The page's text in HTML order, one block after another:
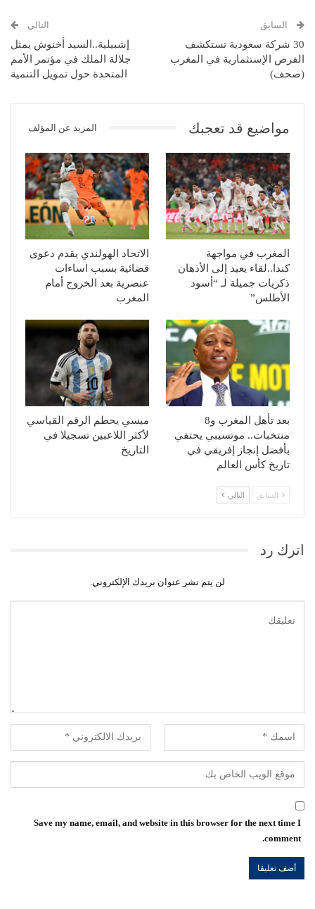
السابق
30 شركة سعودية تستكشف
الفرص الإستثمارية في المغرب
(صحف)
التالي
إشبيلية..السيد أخنوش يمثل
جلالة الملك في مؤتمر الأمم
المتحدة حول تمويل التنمية
مواضيع قد تعجبك المزيد عن المؤلف
المغرب في مواجهة
كندا..لقاء يعيد إلى الأذهان
ذكريات جميلة لـ “أسود
الأطلس”
الاتحاد الهولندي يقدم دعوى
قضائية بسبب اساءات
عنصرية بعد الخروج أمام
المغرب
بعد تأهل المغرب و8
منتخبات.. موتسيبي يحتفي
بأفضل إنجاز إفريقي في
تاريخ كأس العالم
ميسي يحطم الرقم القياسي
لأكثر اللاعبين تسجيلا في
التاريخ
السابق التالي
اترك رد
لن يتم نشر عنوان بريدك الإلكتروني.
Save my name, email, and website in this browser for the next time I
comment.